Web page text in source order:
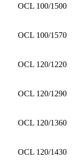
OCL 100/1500
OCL 100/1570
OCL 120/1220
OCL 120/1290
OCL 120/1360
OCL 120/1430